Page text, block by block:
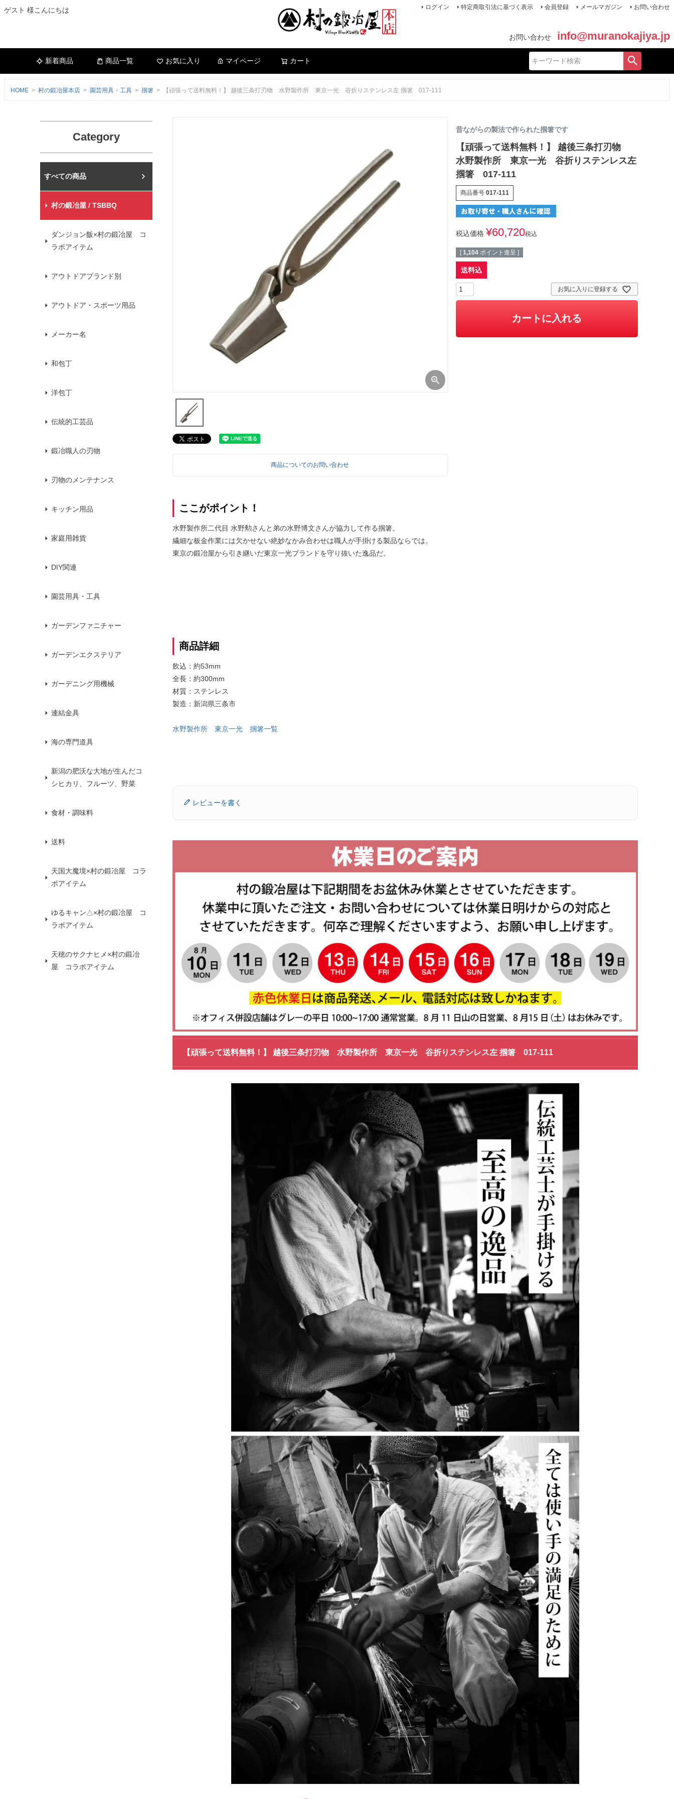
ゲスト 様こんにちは ログイン 特定商取引法に基づく表示 会員登録 メールマガジン お問い合わせ
お問い合わせ info@muranokajiya.jp
新着商品 商品一覧 お気に入り マイページ カート
HOME 村の鍛冶屋本店 園芸用具・工具 掴箸 【頑張って送料無料！】 越後三条打刃物 水野製作所 東京一光 谷折りステンレス左 掴箸 017-111
Category
村の鍛冶屋本店
村の鍛冶屋 / TSBBQ
ダンジョン飯×村の鍛冶屋 コ
ラボアイテム
アウトドアブランド別
アウトドア・スポーツ用品
メーカー名
和包丁
洋包丁
伝統的工芸品
鍛冶職人の刃物
刃物のメンテナンス
キッチン用品
家庭用雑貨
DIY関連
園芸用具・工具
ガーデンファニチャー
ガーデンエクステリア
ガーデニング用機械
連結金具
海の専門道具
新潟の肥沃な大地が生んだコ
シヒカリ、フルーツ、野菜
食材・調味料
送料
天国大魔境×村の鍛冶屋 コラ
ボアイテム
ゆるキャン△×村の鍛冶屋 コ
ラボアイテム
天穂のサクナヒメ×村の鍛冶
屋 コラボアイテム
商品についてのお問い合わせ
昔ながらの製法で作られた掴箸です
【頑張って送料無料！】 越後三条打刃物
水野製作所 東京一光 谷折りステンレス左
掴箸 017-111
商品番号 017-111
税込価格 ¥60,720税込
[ 1,104 ポイント進呈 ]
送料込
お気に入りに登録する
カートに入れる
ここがポイント！
水野製作所二代目 水野勲さんと弟の水野博文さんが協力して作る掴箸。
繊細な板金作業には欠かせない絶妙なかみ合わせは職人が手掛ける製品ならでは。
東京の鍛冶屋から引き継いだ東京一光ブランドを守り抜いた逸品だ。
商品詳細
飲込：約53mm
全長：約300mm
材質：ステンレス
製造：新潟県三条市
水野製作所 東京一光 掴箸一覧
レビューを書く
【頑張って送料無料！】 越後三条打刃物 水野製作所 東京一光 谷折りステンレス左 掴箸 017-111